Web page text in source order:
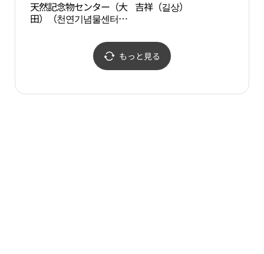
天然記念物センター（大
田）（천연기념물센터
吉祥（길상）
もっと見る